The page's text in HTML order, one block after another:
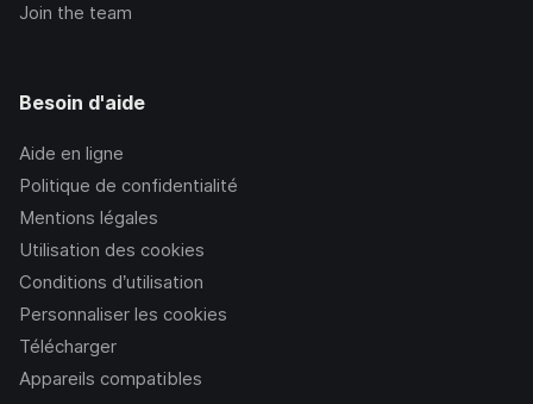
Join the team
Besoin d'aide
Aide en ligne
Politique de confidentialité
Mentions légales
Utilisation des cookies
Conditions d’utilisation
Personnaliser les cookies
Télécharger
Appareils compatibles